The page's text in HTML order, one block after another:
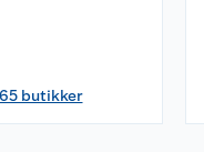
butikker